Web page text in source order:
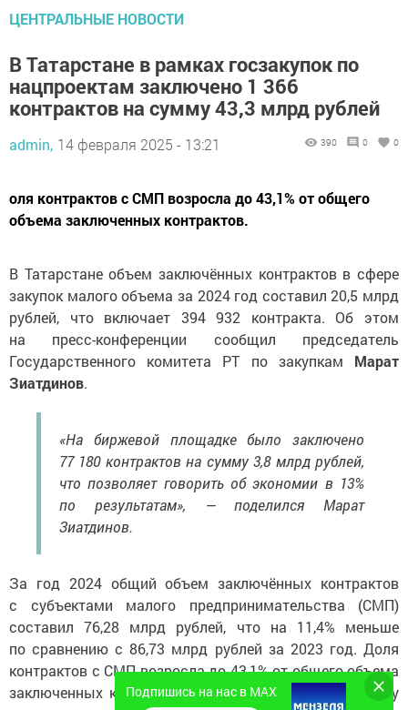
ЦЕНТРАЛЬНЫЕ НОВОСТИ
В Татарстане в рамках госзакупок по
нацпроектам заключено 1 366
контрактов на сумму 43,3 млрд рублей
admin, 14 февраля 2025 - 13:21 390 0 0
оля контрактов с СМП возросла до 43,1% от общего
объема заключенных контрактов.
В Татарстане объем заключённых контрактов в сфере
закупок малого объема за 2024 год составил 20,5 млрд
рублей, что включает 394 932 контракта. Об этом
на пресс-конференции сообщил председатель
Государственного комитета РТ по закупкам Марат
Зиатдинов.
«На биржевой площадке было заключено
77 180 контрактов на сумму 3,8 млрд рублей,
что позволяет говорить об экономии в 13%
по результатам», — поделился Марат
Зиатдинов.
За год 2024 общий объем заключённых контрактов
с субъектами малого предпринимательства (СМП)
составил 76,28 млрд рублей, что на 11,4% меньше
по сравнению с 86,73 млрд рублей за 2023 год. Доля
контрактов с СМП возросла до 43,1% от общего объема
заключенных контрактов, в то время как в 2023 году
Подпишись на нас в MAX